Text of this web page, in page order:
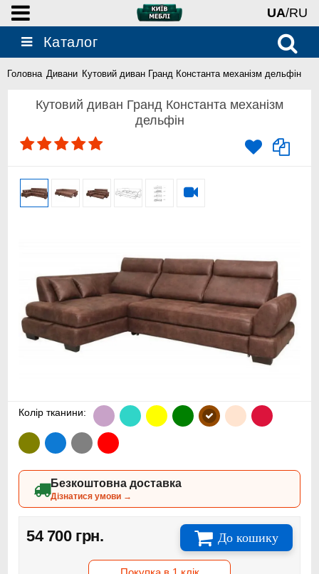
UA/RU
Каталог
Головна Дивани Кутовий диван Гранд Константа механізм дельфін
Кутовий диван Гранд Константа механізм
дельфін
Колір тканини:
Безкоштовна доставка
Дізнатися умови →
54 700 грн. До кошику